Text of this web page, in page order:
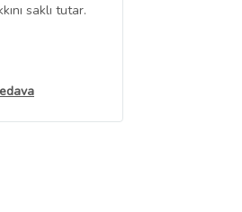
saklı tutar.